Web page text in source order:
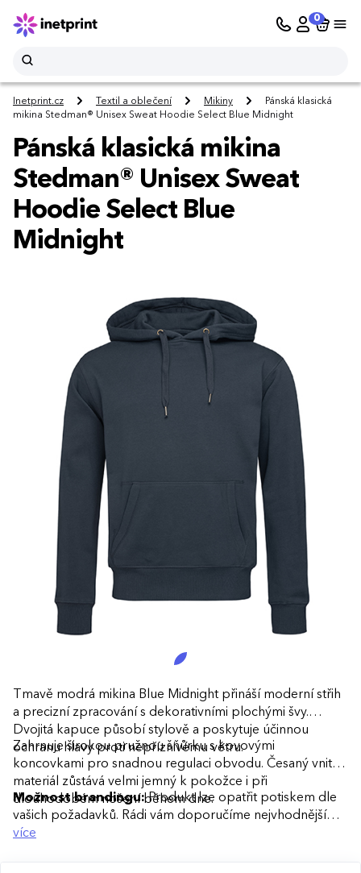
0
Inetprint.cz Textil a oblečení Mikiny
Pánská klasická
mikina Stedman® Unisex Sweat Hoodie Select Blue Midnight
Pánská klasická mikina
Stedman® Unisex Sweat
Hoodie Select Blue
Midnight
Tmavě modrá mikina Blue Midnight přináší moderní střih
a precizní zpracování s dekorativními plochými švy.
Dvojitá kapuce působí stylově a poskytuje účinnou
ochranu hlavy proti nepříznivému větru.
Zahrnuje širokou pružnou šňůrku s kovovými
koncovkami pro snadnou regulaci obvodu. Česaný vnitřní
materiál zůstává velmi jemný k pokožce i při
dlouhodobém nošení během dne.
Možnost brandingu:Produkt lze opatřit potiskem dle
vašich požadavků. Rádi vám doporučíme nejvhodnější
technologii potisku s ohledem na design i váš rozpočet.
více